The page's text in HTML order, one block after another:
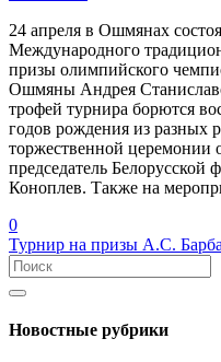
24 апреля в Ошмянах
Международного
призы олимпийского
Ошмяны Андрея
трофей турнира борются
годов рождения из разных
торжественной церемонии
председатель
Коноплев. Также на
0
Турнир на призы А.С.
Новостные рубрики